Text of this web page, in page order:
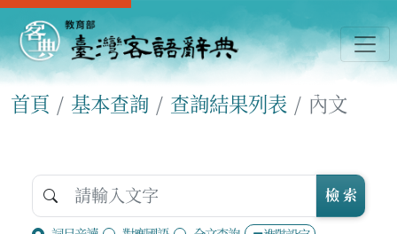
首頁 基本查詢 查詢結果列表 內文
檢 索